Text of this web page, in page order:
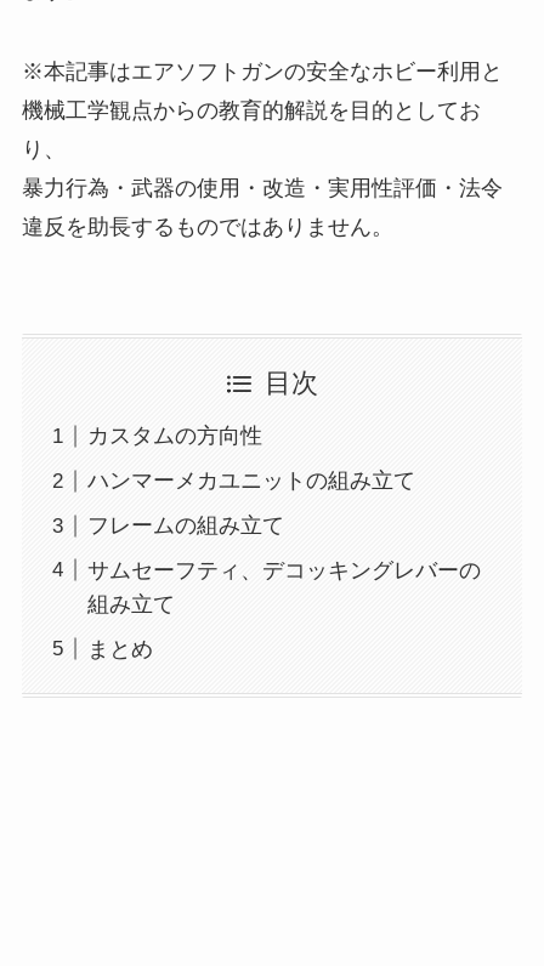
※本記事はエアソフトガンの安全なホビー利用と
機械工学観点からの教育的解説を目的としてお
り、
暴力行為・武器の使用・改造・実用性評価・法令
違反を助長するものではありません。
目次
カスタムの方向性
ハンマーメカユニットの組み立て
フレームの組み立て
サムセーフティ、デコッキングレバーの
組み立て
まとめ